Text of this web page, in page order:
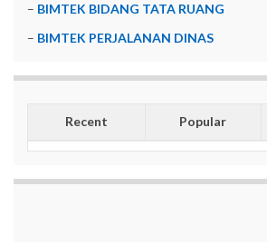
– BIMTEK BIDANG TATA RUANG
– BIMTEK PERJALANAN DINAS
Recent Popular